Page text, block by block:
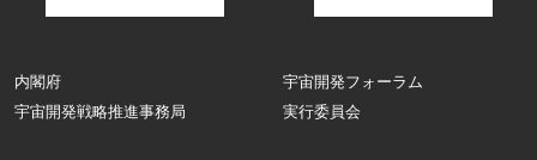
内閣府
宇宙開発戦略推進事務局
宇宙開発フォーラム
実行委員会